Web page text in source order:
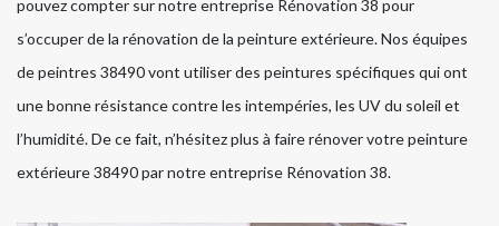
pouvez compter sur notre entreprise Rénovation 38 pour
s’occuper de la rénovation de la peinture extérieure. Nos équipes
de peintres 38490 vont utiliser des peintures spécifiques qui ont
une bonne résistance contre les intempéries, les UV du soleil et
l’humidité. De ce fait, n’hésitez plus à faire rénover votre peinture
extérieure 38490 par notre entreprise Rénovation 38.